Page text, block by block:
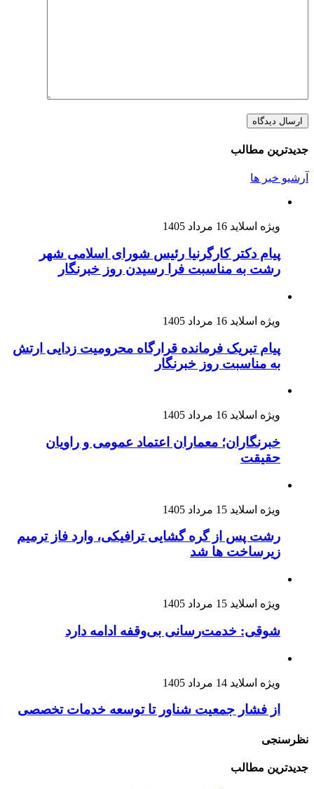
جدیدترین مطالب
آرشیو خبر ها
ویژه اسلاید 16 مرداد 1405
پیام دکتر کارگرنیا رئیس شورای اسلامی شهر
رشت به مناسبت فرا رسیدن روز خبرنگار
ویژه اسلاید 16 مرداد 1405
پیام تبریک فرمانده قرارگاه محرومیت‌ زدایی ارتش
به مناسبت روز خبرنگار
ویژه اسلاید 16 مرداد 1405
خبرنگاران؛ معماران اعتماد عمومی و راویان
حقیقت
ویژه اسلاید 15 مرداد 1405
رشت پس از گره گشایی ترافیکی، وارد فاز ترمیم
زیرساخت ها شد
ویژه اسلاید 15 مرداد 1405
شوقی: خدمت‌رسانی بی‌وقفه ادامه دارد
ویژه اسلاید 14 مرداد 1405
از فشار جمعیت شناور تا توسعه خدمات تخصصی
نظرسنجی
جدیدترین مطالب